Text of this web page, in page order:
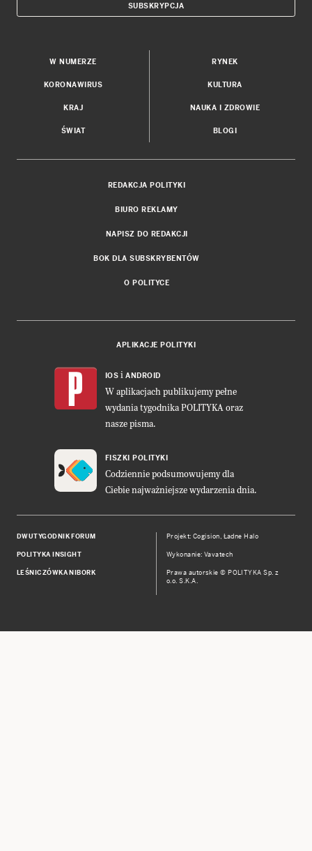
SUBSKRYPCJA
W NUMERZE
KORONAWIRUS
KRAJ
ŚWIAT
RYNEK
KULTURA
NAUKA I ZDROWIE
BLOGI
REDAKCJA POLITYKI
BIURO REKLAMY
NAPISZ DO REDAKCJI
BOK DLA SUBSKRYBENTÓW
O POLITYCE
APLIKACJE POLITYKI
IOS i ANDROID
W aplikacjach publikujemy pełne
wydania tygodnika POLITYKA oraz
nasze pisma.
FISZKI POLITYKI
Codziennie podsumowujemy dla
Ciebie najważniejsze wydarzenia dnia.
DWUTYGODNIK FORUM
POLITYKA INSIGHT
LEŚNICZÓWKA NIBORK
Projekt:Cogision, Ładne Halo
Wykonanie: Vavatech
Prawa autorskie © POLITYKA Sp. z
o.o. S.K.A.